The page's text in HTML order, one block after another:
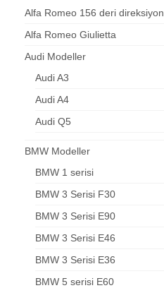
Hakkımızda Bilgiler
Iletisim
Alfa Romeo 156 deri direksiyon
Alfa Romeo Giulietta
Audi Modeller
Audi A3
Audi A4
Audi Q5
BMW Modeller
BMW 1 serisi
BMW 3 Serisi F30
BMW 3 Serisi E90
BMW 3 Serisi E46
BMW 3 Serisi E36
BMW 5 serisi E60